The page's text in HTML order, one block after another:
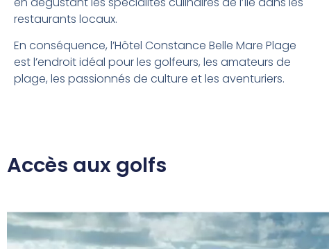
restaurants locaux.
En conséquence, l’Hôtel Constance Belle Mare Plage
est l’endroit idéal pour les golfeurs, les amateurs de
plage, les passionnés de culture et les aventuriers.
Accès aux golfs